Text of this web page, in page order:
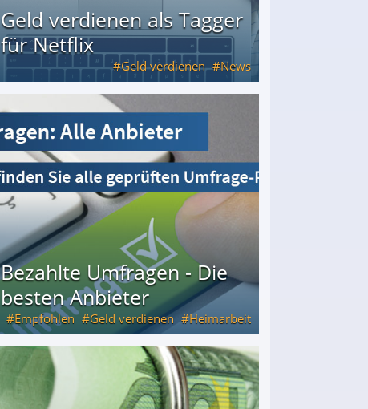
Geld verdienen als Tagger
für Netflix
Geld verdienen News
Bezahlte Umfragen - Die
besten Anbieter
Empfohlen Geld verdienen Heimarbeit